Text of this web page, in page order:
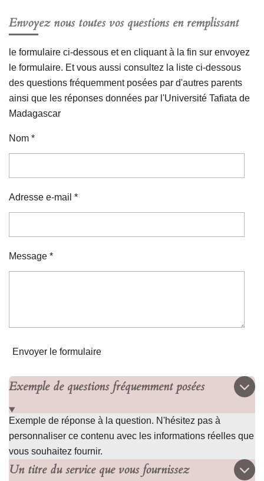
t
a
e
t
e
t
e
t
e
Envoyez nous toutes vos questions en remplissant
le formulaire ci-dessous et en cliquant à la fin sur envoyez
le formulaire. Et vous aussi consultez la liste ci-dessous
des questions fréquemment posées par d'autres parents
ainsi que les réponses données par l'Université Tafiata de
Madagascar
Nom *
Adresse e-mail *
Message *
Envoyer le formulaire
Exemple de questions fréquemment posées
Exemple de réponse à la question. N'hésitez pas à
personnaliser ce contenu avec les informations réelles que
vous souhaitez fournir.
Un titre du service que vous fournissez